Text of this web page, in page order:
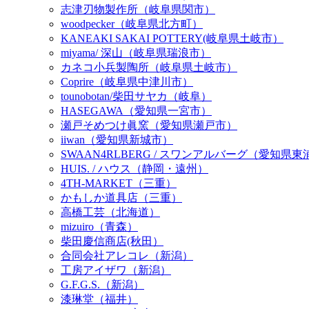
志津刃物製作所（岐阜県関市）
woodpecker（岐阜県北方町）
KANEAKI SAKAI POTTERY(岐阜県土岐市）
miyama/ 深山（岐阜県瑞浪市）
カネコ小兵製陶所（岐阜県土岐市）
Coprire（岐阜県中津川市）
tounobotan/柴田サヤカ（岐阜）
HASEGAWA（愛知県一宮市）
瀬戸そめつけ眞窯（愛知県瀬戸市）
iiwan（愛知県新城市）
SWAAN4RLBERG / スワンアルバーグ（愛知県東
HUIS. / ハウス（静岡・遠州）
4TH-MARKET（三重）
かもしか道具店（三重）
高橋工芸（北海道）
mizuiro（青森）
柴田慶信商店(秋田）
合同会社アレコレ（新潟）
工房アイザワ（新潟）
G.F.G.S.（新潟）
漆琳堂（福井）